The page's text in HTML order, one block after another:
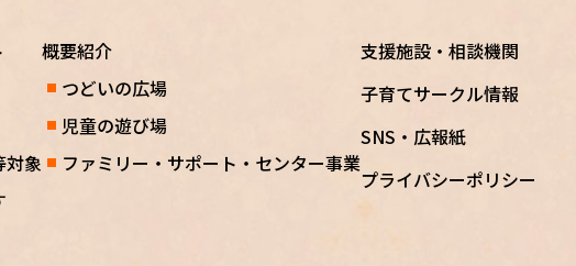
対象
概要紹介
つどいの広場
児童の遊び場
ファミリー・サポート・センター事業
支援施設・相談機関
子育てサークル情報
SNS・広報紙
プライバシーポリシー